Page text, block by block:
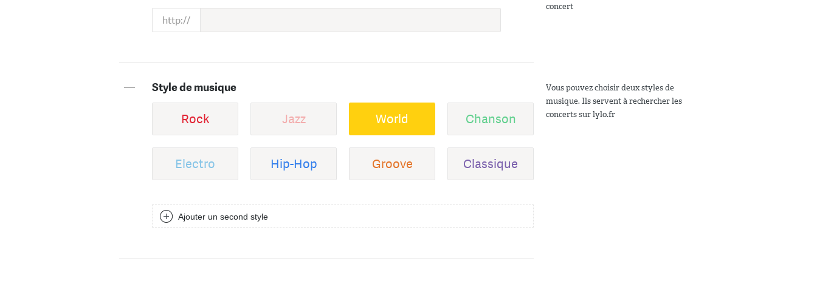
concert
— Style de musique
Rock Jazz World Chanson
Electro Hip-Hop Groove Classique
Ajouter un second style
Vous pouvez choisir deux styles de
musique. Ils servent à rechercher les
concerts sur lylo.fr